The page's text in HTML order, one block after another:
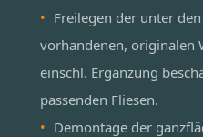
Freilegen der unter
vorhandenen, originalen
einschl. Ergänzung
passenden Fliesen.
Demontage der